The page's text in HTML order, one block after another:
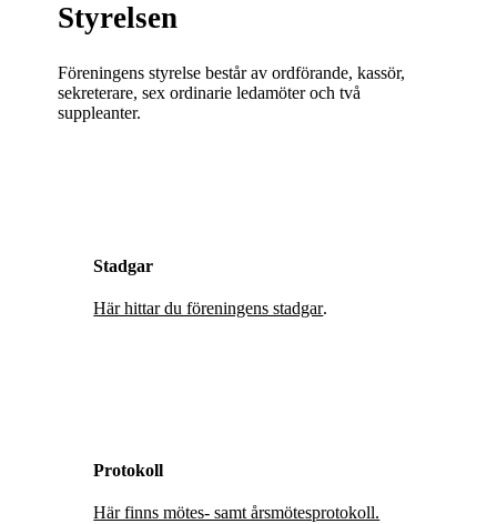
Styrelsen
Föreningens styrelse består av ordförande, kassör,
sekreterare, sex ordinarie ledamöter och två
suppleanter.
Stadgar
Här hittar du föreningens stadgar.
Protokoll
Här finns mötes- samt årsmötesprotokoll.